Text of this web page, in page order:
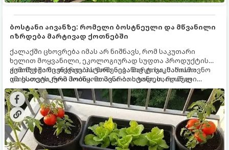
ბოსტანი აივანზე: რომელი ბოსტნეული და მწვანილი
იზრდება მარტივად ქოთნებში
ქალაქში ცხოვრება იმას არ ნიშნავს, რომ საკუთარი
ხელით მოყვანილი, ეკოლოგიურად სუფთა პროდუქტის
გემოზე უარი თქვათ. პატარა აივანიც კი საკმარისია
იმისათვის, რომ მოიწყოთ მინი-ბოსტანი, საიდანაც
ყოველდღიურად ახალ, არომატულ მწვანილსა და
ბოსტნეულს მოკრეფთ.
ქოთნებში მცენარეების მოშენება მარტივი, სასიამოვნო
და ესთეტიკური ჰობია. მთავარია იცოდეთ, რომელი
კულტურები ეგუებიან ქოთნის პირობებს ყველაზე კარგად
და როგორ მოუაროთ მათ სწორად.